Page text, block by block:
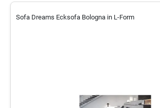
Sofa Dreams Ecksofa Bologna in L-Form